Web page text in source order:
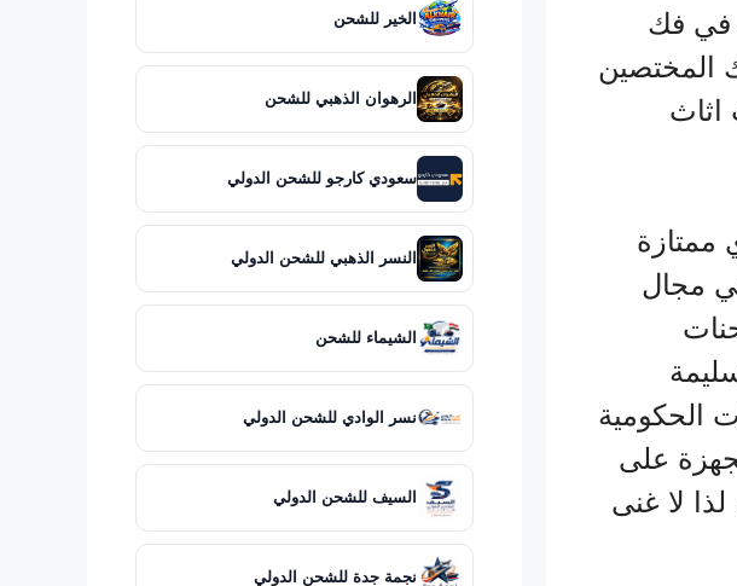
في فك
المختصين
اثاث
مجال
الحكومية
على
لا غنى
الخير للشحن
الرهوان الذهبي للشحن
سعودي كارجو للشحن الدولي
النسر الذهبي للشحن الدولي
الشيماء للشحن
نسر الوادي للشحن الدولي
السيف للشحن الدولي
نجمة جدة للشحن الدولي